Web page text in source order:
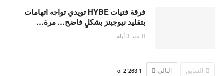
فرقة فتيات HYBE تويدي تواجه اتهامات
بتقليد نيوجينز بشكلٍ فاضح… مرة…
منذ 3 أيام
السابق التالي 1 2٬263